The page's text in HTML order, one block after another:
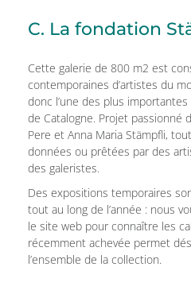
C. La fondation
Cette galerie de 800 m2 est
contemporaines d’artistes du
donc l’une des plus
de Catalogne. Projet passionné
Pere et Anna Maria Stämpfli,
données ou prêtées par des
des galeristes.
Des expositions temporaires
tout au long de l’année : nous
le site web pour connaître les
récemment achevée permet
l’ensemble de la collection.